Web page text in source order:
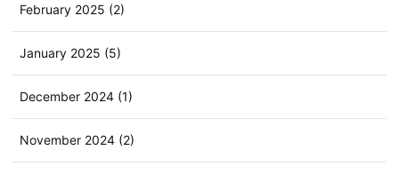
February 2025 (2)
January 2025 (5)
December 2024 (1)
November 2024 (2)